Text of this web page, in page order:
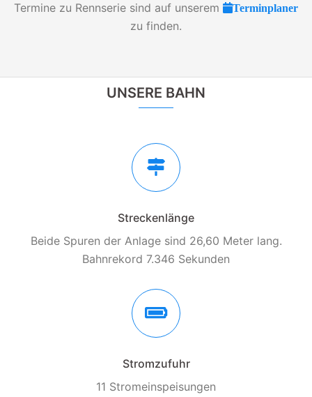
Termine zu Rennserie sind auf unserem Terminplaner
zu finden.
UNSERE BAHN
Streckenlänge
Beide Spuren der Anlage sind 26,60 Meter lang.
Bahnrekord 7.346 Sekunden
Stromzufuhr
11 Stromeinspeisungen